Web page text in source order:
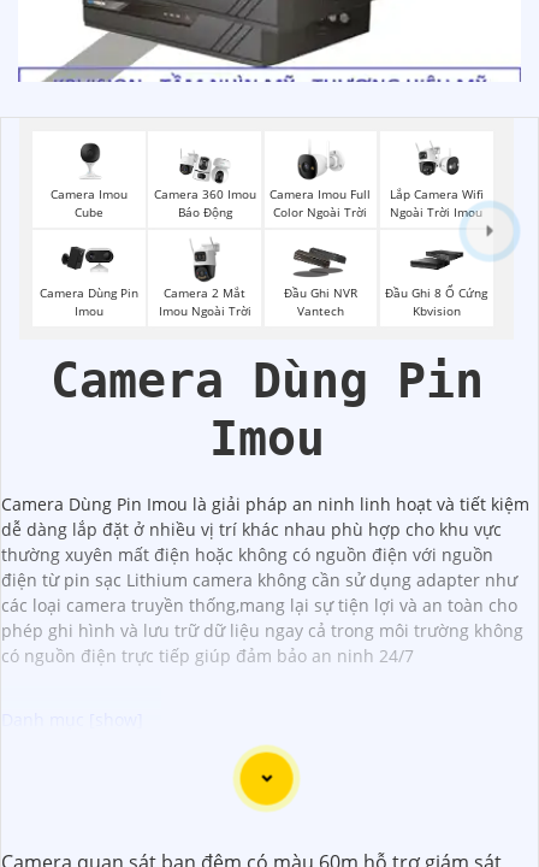
Camera Imou
Cube
Camera 360 Imou
Báo Động
Camera Imou Full
Color Ngoài Trời
Lắp Camera Wifi
Ngoài Trời Imou
Camera Dùng Pin
Imou
Camera 2 Mắt
Imou Ngoài Trời
Đầu Ghi NVR
Vantech
Đầu Ghi 8 Ổ Cứng
Kbvision
Camera Dùng Pin
Imou
Camera Dùng Pin Imou là giải pháp an ninh linh hoạt và tiết kiệm
dễ dàng lắp đặt ở nhiều vị trí khác nhau phù hợp cho khu vực
thường xuyên mất điện hoặc không có nguồn điện với nguồn
điện từ pin sạc Lithium camera không cần sử dụng adapter như
các loại camera truyền thống,mang lại sự tiện lợi và an toàn cho
phép ghi hình và lưu trữ dữ liệu ngay cả trong môi trường không
có nguồn điện trực tiếp giúp đảm bảo an ninh 24/7
Lắp Đặt Camera PTZ (Pan-Tilt-Zoom) là một giải pháp hiệu
quả để giám sát và bảo vệ an ninh cho các không gian lớn